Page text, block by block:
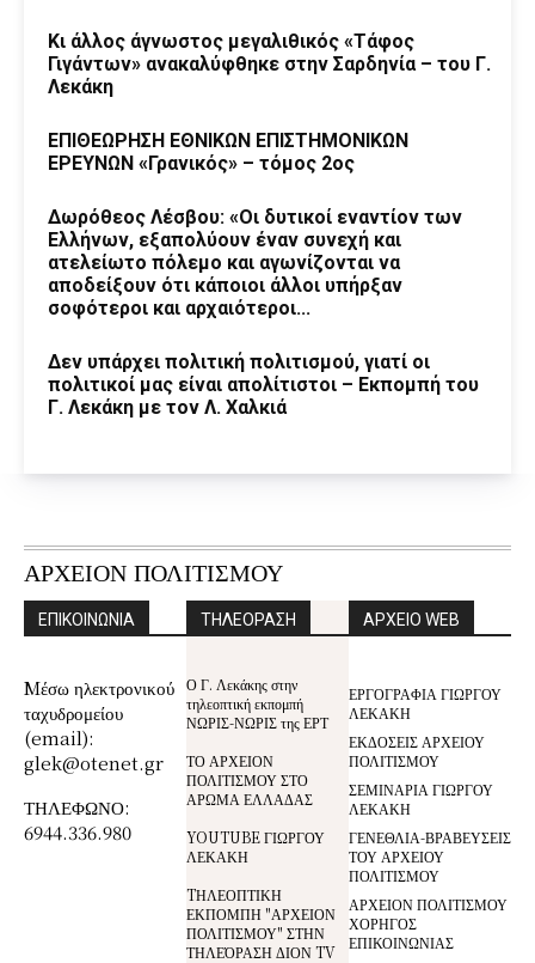
Κι άλλος άγνωστος μεγαλιθικός «Τάφος
Γιγάντων» ανακαλύφθηκε στην Σαρδηνία – του Γ.
Λεκάκη
ΕΠΙΘΕΩΡΗΣΗ ΕΘΝΙΚΩΝ ΕΠΙΣΤΗΜΟΝΙΚΩΝ
ΕΡΕΥΝΩΝ «Γρανικός» – τόμος 2ος
Δωρόθεος Λέσβου: «Οι δυτικοί εναντίον των
Ελλήνων, εξαπολύουν έναν συνεχή και
ατελείωτο πόλεμο και αγωνίζονται να
αποδείξουν ότι κάποιοι άλλοι υπήρξαν
σοφότεροι και αρχαιότεροι...
Δεν υπάρχει πολιτική πολιτισμού, γιατί οι
πολιτικοί μας είναι απολίτιστοι – Εκπομπή του
Γ. Λεκάκη με τον Λ. Χαλκιά
ΑΡΧΕΙΟΝ ΠΟΛΙΤΙΣΜΟΥ
ΕΠΙΚΟΙΝΩΝΙΑ
Mέσω ηλεκτρονικού
ταχυδρομείου
(email):
glek@otenet.gr
ΤΗΛΕΦΩΝΟ:
6944.336.980
ΤΗΛΕΟΡΑΣΗ
Ο Γ. Λεκάκης στην
τηλεοπτική εκπομπή
ΝΩΡΙΣ-ΝΩΡΙΣ της ΕΡΤ
ΤΟ ΑΡΧΕΙΟΝ
ΠΟΛΙΤΙΣΜΟΥ ΣΤΟ
ΑΡΩΜΑ ΕΛΛΑΔΑΣ
YOUTUBE ΓΙΩΡΓΟΥ
ΛΕΚΑΚΗ
TΗΛΕΟΠΤΙΚΗ
ΕΚΠΟΜΠΗ "ΑΡΧΕΙΟΝ
ΠΟΛΙΤΙΣΜΟΥ" ΣΤΗΝ
ΤΗΛΕΌΡΑΣΗ ΔΙΟΝ TV
ΑΡΧΕΙΟ WEB
ΕΡΓΟΓΡΑΦΙΑ ΓΙΩΡΓΟΥ
ΛΕΚΑΚΗ
ΕΚΔΟΣΕΙΣ ΑΡΧΕΙΟΥ
ΠΟΛΙΤΙΣΜΟΥ
ΣΕΜΙΝΑΡΙΑ ΓΙΩΡΓΟΥ
ΛΕΚΑΚΗ
ΓΕΝΕΘΛΙΑ-ΒΡΑΒΕΥΣΕΙΣ
ΤΟΥ ΑΡΧΕΙΟΥ
ΠΟΛΙΤΙΣΜΟΥ
ΑΡΧΕΙΟΝ ΠΟΛΙΤΙΣΜΟΥ
ΧΟΡΗΓΟΣ
ΕΠΙΚΟΙΝΩΝΙΑΣ